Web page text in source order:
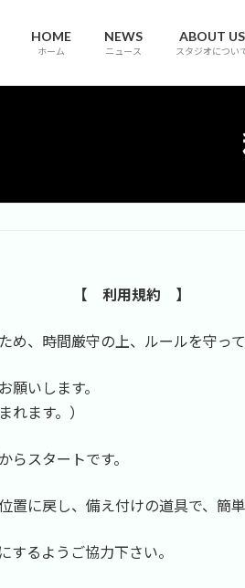
HOME
ホーム
NEWS
ニュース
ABOUT US
スタジオについ
【 利用規約 】
め、時間厳守の上、ルールを守っ
願いします。
れます。）
らスタートです。
置に戻し、備え付けの道具で、簡
するようご協力下さい。